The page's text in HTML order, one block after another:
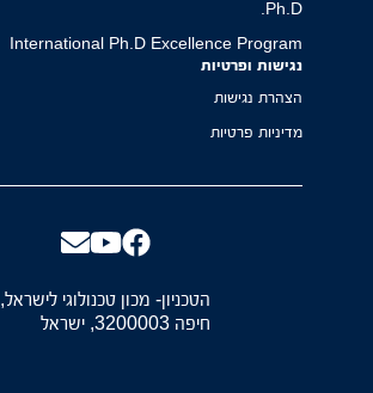
Ph.D.
International Ph.D Excellence Program
נגישות ופרטיות
הצהרת נגישות
מדיניות פרטיות
הטכניון- מכון טכנולוגי לישראל,
חיפה 3200003, ישראל